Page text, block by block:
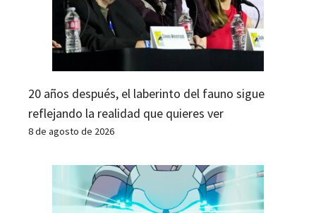
20 años después, el laberinto del fauno sigue
reflejando la realidad que quieres ver
8 de agosto de 2026